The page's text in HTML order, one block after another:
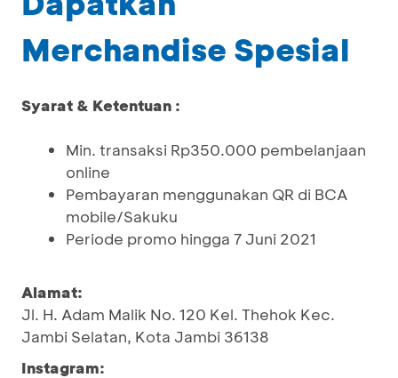
Merchandise Spesial
Syarat & Ketentuan :
Min. transaksi Rp350.000 pembelanjaan
online
Pembayaran menggunakan QR di BCA
mobile/Sakuku
Periode promo hingga 7 Juni 2021
Alamat:
Jl. H. Adam Malik No. 120 Kel. Thehok Kec.
Jambi Selatan, Kota Jambi 36138
Instagram: